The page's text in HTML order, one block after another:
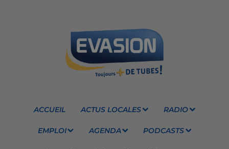
ACCUEIL ACTUS LOCALES RADIO
EMPLOI AGENDA PODCASTS